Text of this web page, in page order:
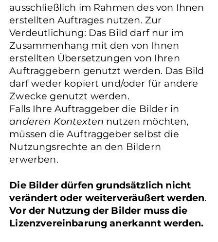
ausschließlich im Rahmen des von Ihnen
erstellten Auftrages nutzen. Zur
Verdeutlichung: Das Bild darf nur im
Zusammenhang mit den von Ihnen
erstellten Übersetzungen von Ihren
Auftraggebern genutzt werden. Das Bild
darf weder kopiert und/oder für andere
Zwecke genutzt werden.
Falls Ihre Auftraggeber die Bilder in
anderen Kontexten nutzen möchten,
müssen die Auftraggeber selbst die
Nutzungsrechte an den Bildern
erwerben.
Die Bilder dürfen grundsätzlich nicht
verändert oder weiterveräußert werden.
Vor der Nutzung der Bilder muss die
Lizenzvereinbarung anerkannt werden.